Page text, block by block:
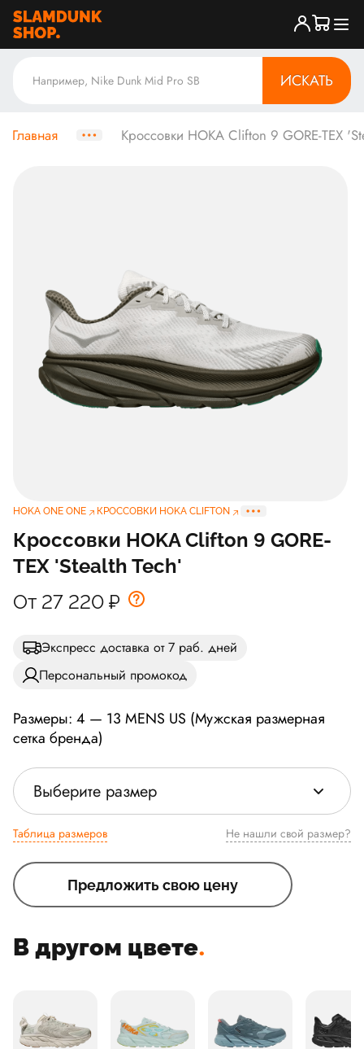
ИСКАТЬ
Главная Кроссовки HOKA Clifton 9 GORE-TEX
HOKA ONE ONE КРОССОВКИ HOKA CLIFTON
Кроссовки HOKA Clifton 9 GORE-
TEX 'Stealth Tech'
От 27 220 ₽
Экспресс доставка от 7 раб. дней
Персональный промокод
Размеры: 4 — 13 MENS US (Мужская размерная
сетка бренда)
Выберите размер
Таблица размеров Не нашли свой размер?
Предложить свою цену
В другом цвете.